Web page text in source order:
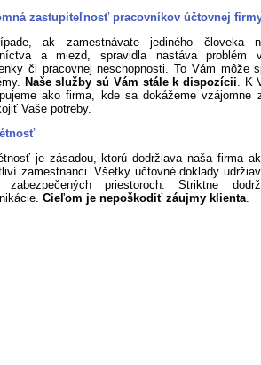
zastupiteľnosť pracovníkov účtovnej
ak zamestnávate jediného človeka
a miezd, spravidla nastáva problém
či pracovnej neschopnosti. To Vám môže
Naše služby sú Vám stále k dispozícii. K
ako firma, kde sa dokážeme vzájomne
Vaše potreby.
je zásadou, ktorú dodržiava naša firma
zamestnanci. Všetky účtovné doklady
priestoroch. Striktne
Cieľom je nepoškodiť záujmy klienta.